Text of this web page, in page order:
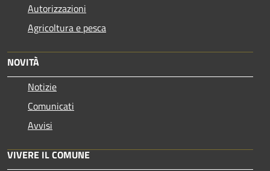
Autorizzazioni
Agricoltura e pesca
NOVITÀ
Notizie
Comunicati
Avvisi
VIVERE IL COMUNE